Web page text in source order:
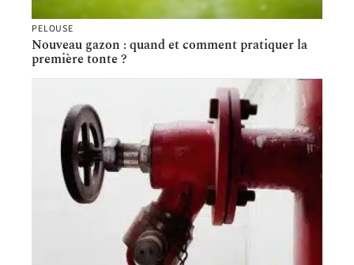
PELOUSE
Nouveau gazon : quand et comment pratiquer la
première tonte ?